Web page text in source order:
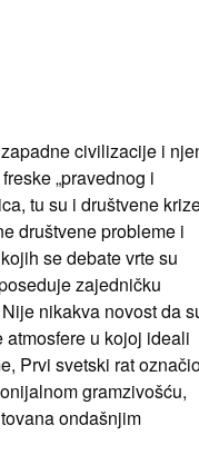
civilizacije i
„pravednog i
tu su i društvene
društvene probleme i
se debate vrte su
zajedničku
nikakva novost da
u kojoj ideali
Prvi svetski rat
gramzivošću,
ondašnjim